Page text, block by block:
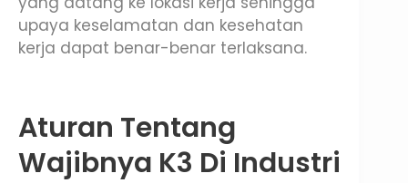
upaya keselamatan dan kesehatan
kerja dapat benar-benar terlaksana.
Aturan Tentang
Wajibnya K3 Di Industri